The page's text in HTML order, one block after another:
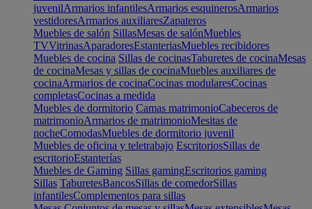
juvenilArmarios infantilesArmarios esquinerosArmarios
vestidoresArmarios auxiliaresZapateros
Muebles de salón SillasMesas de salónMuebles
TVVitrinasAparadoresEstanteriasMuebles recibidores
Muebles de cocina Sillas de cocinasTaburetes de cocinaMesas
de cocinaMesas y sillas de cocinaMuebles auxiliares de
cocinaArmarios de cocinaCocinas modularesCocinas
completasCocinas a medida
Muebles de dormitorio Camas matrimonioCabeceros de
matrimonioArmarios de matrimonioMesitas de
nocheComodasMuebles de dormitorio juvenil
Muebles de oficina y teletrabajo EscritoriosSillas de
escritorioEstanterías
Muebles de Gaming Sillas gamingEscritorios gaming
Sillas TaburetesBancosSillas de comedorSillas
infantilesComplementos para sillas